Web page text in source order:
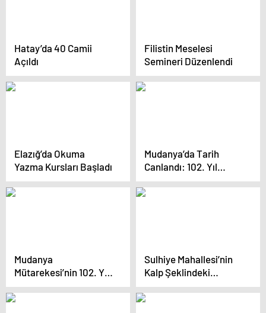
Hatay’da 40 Camii
Açıldı
Filistin Meselesi
Semineri Düzenlendi
Elazığ’da Okuma
Yazma Kursları Başladı
Mudanya’da Tarih
Canlandı: 102. Yıl
Kutlamaları Coşku ile
Gerçekleşti
Mudanya
Mütarekesi’nin 102. Yılı
Coşkuyla Kutlandı
Sulhiye Mahallesi’nin
Kalp Şeklindeki
Görünümü